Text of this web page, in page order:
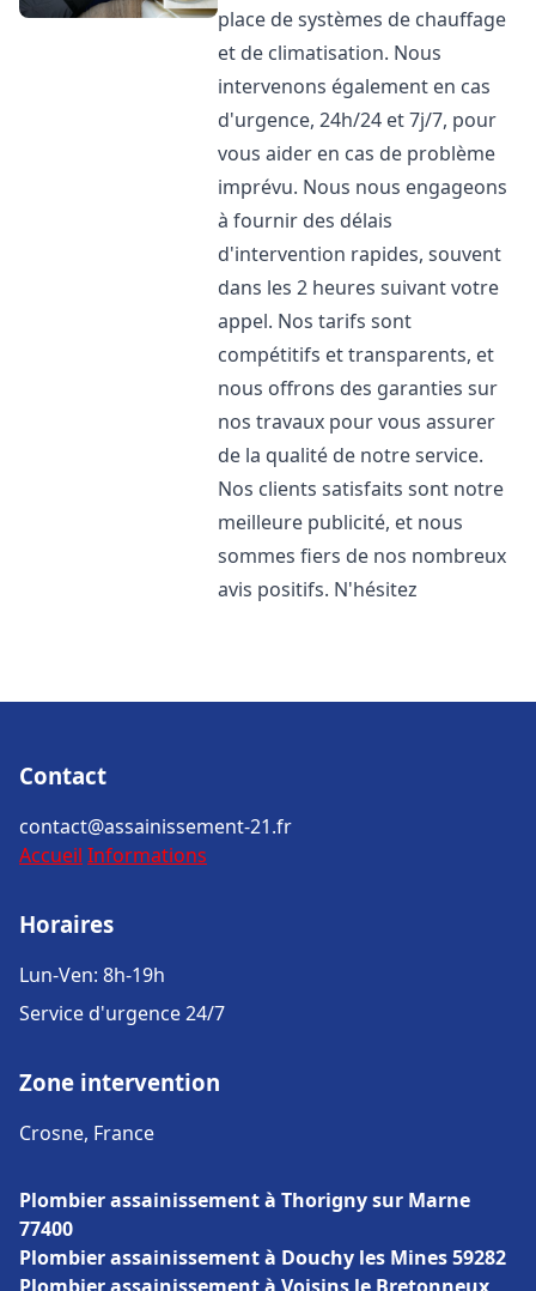
place de systèmes de chauffage
et de climatisation. Nous
intervenons également en cas
d'urgence, 24h/24 et 7j/7, pour
vous aider en cas de problème
imprévu. Nous nous engageons
à fournir des délais
d'intervention rapides, souvent
dans les 2 heures suivant votre
appel. Nos tarifs sont
compétitifs et transparents, et
nous offrons des garanties sur
nos travaux pour vous assurer
de la qualité de notre service.
Nos clients satisfaits sont notre
meilleure publicité, et nous
sommes fiers de nos nombreux
avis positifs. N'hésitez
Contact
contact@assainissement-21.fr
Accueil Informations
Horaires
Lun-Ven: 8h-19h
Service d'urgence 24/7
Zone intervention
Crosne, France
Plombier assainissement à Thorigny sur Marne
77400
Plombier assainissement à Douchy les Mines 59282